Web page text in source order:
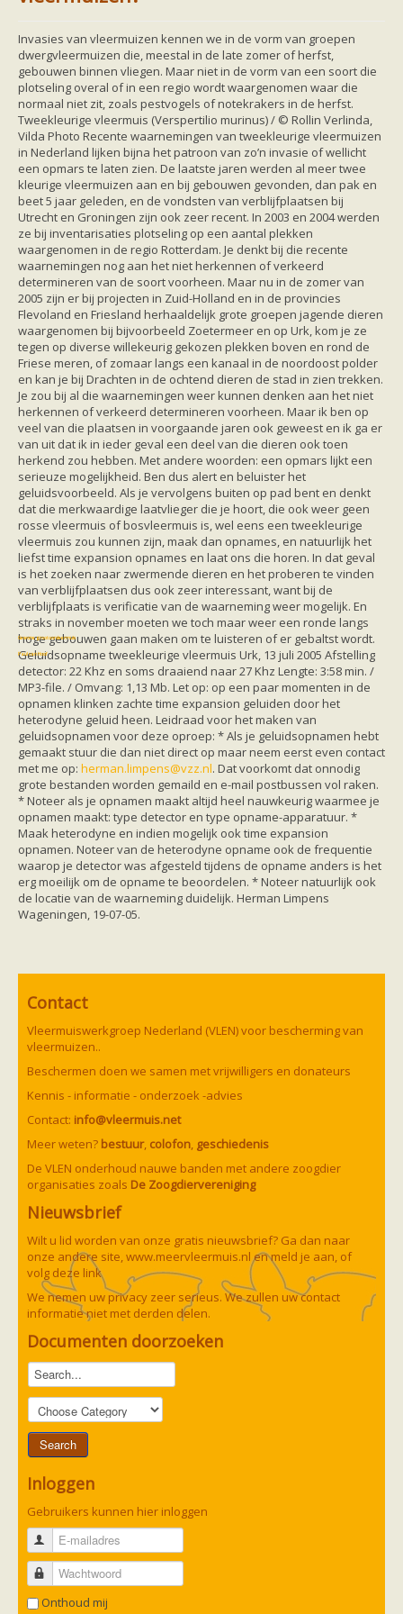
Noord-Brabant
Noord-Holland
Overijssel
Utrecht
Zeeland
Zuid-Holland
Vleermuizen en ziektes
Bescherming
Soortbescherming
Gebiedsbescherming
Hulp bij bouwplannen en bomenkap
Vleermuisprotocol
Knelpunten in vleermuisbescherming
Vleermuis advies en onderzoekbureaus
Doe mee
vleermuiskasten kopen/ ophangen
Meedoen
Landelijk zoogdierwerkgroepen
Regionale of provinciale werkgroepen
Jeugd
Internationaal
Landelijke natuurverenigingen
Ik wil graag mee op vleermuisexcursie
Vleermuizen in de tuin
Aankondiging activiteiten
Ik ben op zoek naar een detector
Ecologie en soorten
Hoe vleermuizen leven
Voedsel en jagen
Verblijfplaatsen
Echolocatie
Soorten
Baardvleermuis
Bechsteins vleermuis
Bosvleermuis
Brandt's vleermuis
Bruine of gewone grootoorvleermuis
Franjestaart
Gewone dwergvleermuis
Grijze grootoorvleermuis
Grote rosse vleermuis
Ingekorven vleermuis
Kleine en grote hoefijzerneus
Laatvlieger
Meervleermuis
Mopsvleermuis
Noordse vleermuis
Rosse vleermuis
Ruige dwergvleermuis
Tweekleurige vleermuis
Vale vleermuis
Watervleermuis
Vleermuizen en eikenprocessierups
Kinderpagina
Spreekbeurt
Knutselen
Weetjes
Links
Boeken en tijdschriften
geluiden van vleermuizen
Achtergrond informatie
Nieuwsberichten
Informatiefolders
Nederland
Buitenland
Meer dan vleermuizen
Handleidingen
Vlendag presentaties
Vlennieuwsbrief
Overige publicaties
zoonose info (rabies, corona, etc)
rapporten
Handleiding
Overig
Video beelden
Forum
Naar het forum
Gewone grootoorvleermuis
Paul van Hoof
Invasies van vleermuizen kennen we in de vorm van groepen
dwergvleermuizen die, meestal in de late zomer of herfst,
gebouwen binnen vliegen. Maar niet in de vorm van een soort die
plotseling overal of in een regio wordt waargenomen waar die
normaal niet zit, zoals pestvogels of notekrakers in de herfst.
Tweekleurige vleermuis (Verspertilio murinus) / © Rollin Verlinda,
Vilda Photo Recente waarnemingen van tweekleurige vleermuizen
in Nederland lijken bijna het patroon van zo’n invasie of wellicht
een opmars te laten zien. De laatste jaren werden al meer twee
kleurige vleermuizen aan en bij gebouwen gevonden, dan pak en
beet 5 jaar geleden, en de vondsten van verblijfplaatsen bij
Utrecht en Groningen zijn ook zeer recent. In 2003 en 2004 werden
ze bij inventarisaties plotseling op een aantal plekken
waargenomen in de regio Rotterdam. Je denkt bij die recente
waarnemingen nog aan het niet herkennen of verkeerd
determineren van de soort voorheen. Maar nu in de zomer van
2005 zijn er bij projecten in Zuid-Holland en in de provincies
Flevoland en Friesland herhaaldelijk grote groepen jagende dieren
waargenomen bij bijvoorbeeld Zoetermeer en op Urk, kom je ze
tegen op diverse willekeurig gekozen plekken boven en rond de
Friese meren, of zomaar langs een kanaal in de noordoost polder
en kan je bij Drachten in de ochtend dieren de stad in zien trekken.
Je zou bij al die waarnemingen weer kunnen denken aan het niet
herkennen of verkeerd determineren voorheen. Maar ik ben op
veel van die plaatsen in voorgaande jaren ook geweest en ik ga er
van uit dat ik in ieder geval een deel van die dieren ook toen
herkend zou hebben. Met andere woorden: een opmars lijkt een
serieuze mogelijkheid. Ben dus alert en beluister het
geluidsvoorbeeld. Als je vervolgens buiten op pad bent en denkt
dat die merkwaardige laatvlieger die je hoort, die ook weer geen
rosse vleermuis of bosvleermuis is, wel eens een tweekleurige
vleermuis zou kunnen zijn, maak dan opnames, en natuurlijk het
liefst time expansion opnames en laat ons die horen. In dat geval
is het zoeken naar zwermende dieren en het proberen te vinden
van verblijfplaatsen dus ook zeer interessant, want bij de
verblijfplaats is verificatie van de waarneming weer mogelijk. En
straks in november moeten we toch maar weer een ronde langs
hoge gebouwen gaan maken om te luisteren of er gebaltst wordt.
Geluidsopname tweekleurige vleermuis Urk, 13 juli 2005 Afstelling
detector: 22 Khz en soms draaiend naar 27 Khz Lengte: 3:58 min. /
MP3-file. / Omvang: 1,13 Mb. Let op: op een paar momenten in de
opnamen klinken zachte time expansion geluiden door het
heterodyne geluid heen. Leidraad voor het maken van
geluidsopnamen voor deze oproep: * Als je geluidsopnamen hebt
gemaakt stuur die dan niet direct op maar neem eerst even contact
met me op: herman.limpens@vzz.nl. Dat voorkomt dat onnodig
grote bestanden worden gemaild en e-mail postbussen vol raken.
* Noteer als je opnamen maakt altijd heel nauwkeurig waarmee je
opnamen maakt: type detector en type opname-apparatuur. *
Maak heterodyne en indien mogelijk ook time expansion
opnamen. Noteer van de heterodyne opname ook de frequentie
waarop je detector was afgesteld tijdens de opname anders is het
erg moeilijk om de opname te beoordelen. * Noteer natuurlijk ook
de locatie van de waarneming duidelijk. Herman Limpens
Wageningen, 19-07-05.
Contact
Vleermuiswerkgroep Nederland (VLEN) voor bescherming van
vleermuizen..
Beschermen doen we samen met vrijwilligers en donateurs
Kennis - informatie - onderzoek -advies
Contact: info@vleermuis.net
Meer weten? bestuur, colofon geschiedenis
De VLEN onderhoud nauwe banden met andere zoogdier
organisaties zoals De Zoogdiervereniging
Nieuwsbrief
Wilt u lid worden van onze gratis nieuwsbrief? Ga dan naar
onze andere site, www.meervleermuis.nlen meld je aan, of
volg deze link
We nemen uw privacy zeer serieus. We zullen uw contact
informatie niet met derden delen.
Documenten doorzoeken
Inloggen
Gebruikers kunnen hier inloggen
E-mailadres
Wachtwoord
Onthoud mij